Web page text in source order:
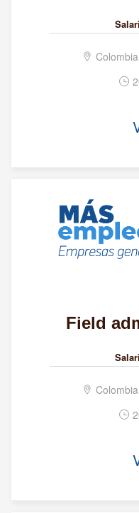
Field